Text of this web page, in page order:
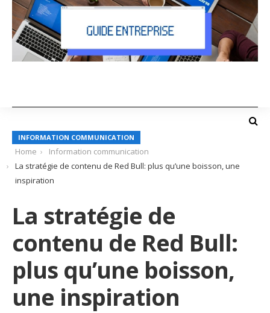
INFORMATION COMMUNICATION
Home
Information communication
La stratégie de contenu de Red Bull: plus qu’une boisson, une
inspiration
La stratégie de
contenu de Red Bull:
plus qu’une boisson,
une inspiration